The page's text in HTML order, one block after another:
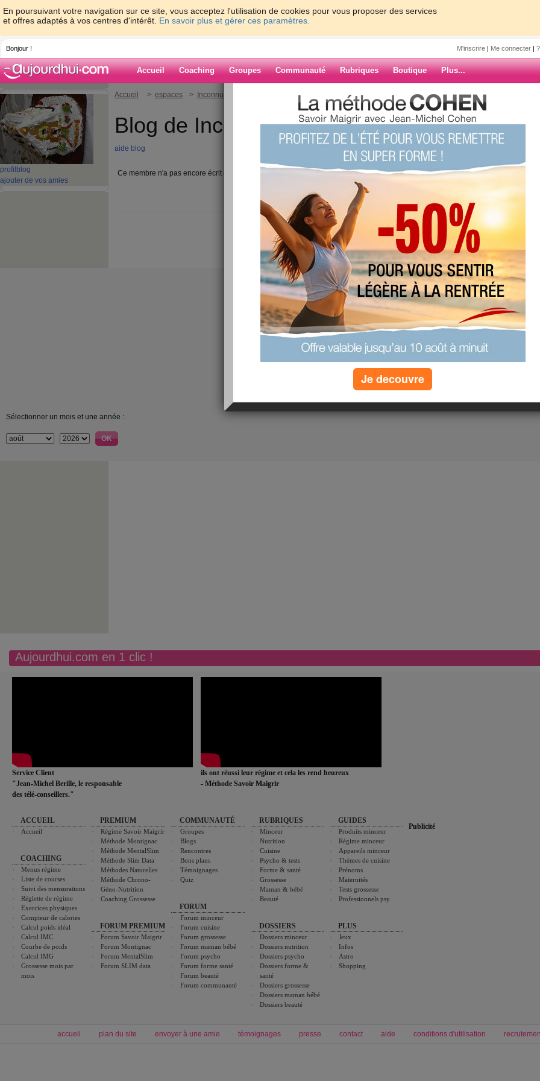
En poursuivant votre navigation sur ce site, vous acceptez l'utilisation de cookies pour vous proposer des services
et offres adaptés à vos centres d'intérêt. En savoir plus et gérer ces paramètres.
Bonjour ! M'inscrire | Me connecter |
Accueil Coaching Groupes Communauté Rubriques Boutique Plus...
profil blog
ajouter de vos amies
Accueil > espaces > Inconnue000
Blog de Inconnue000
aide blog
Ce membre n'a pas encore écrit d'article blog.
ARCHIVES
Sélectionner un mois et une année :
Aujourdhui.com en 1 clic !
Service Client
"Jean-Michel Berille, le responsable
des télé-conseillers."
ils ont réussi leur régime et cela les rend heureux
- Méthode Savoir Maigrir
ACCUEIL
Accueil
COACHING
Menus régime
Liste de courses
Suivi des mensurations
Réglette de régime
Exercices physiques
Compteur de calories
Calcul poids idéal
Calcul IMC
Courbe de poids
Calcul IMG
Grossesse mois par
mois
PREMIUM
Régime Savoir Maigrir
Méthode Montignac
Méthode MentalSlim
Méthode Slim Data
Méthodes Naturelles
Méthode Chrono-
Géno-Nutrition
Coaching Grossesse
FORUM PREMIUM
Forum Savoir Maigrir
Forum Montignac
Forum MentalSlim
Forum SLIM data
COMMUNAUTÉ
Groupes
Blogs
Rencontres
Bons plans
Témoignages
Quiz
FORUM
Forum minceur
Forum cuisine
Forum grossesse
Forum maman bébé
Forum psycho
Forum forme santé
Forum beauté
Forum communauté
RUBRIQUES
Minceur
Nutrition
Cuisine
Psycho & tests
Forme & santé
Grossesse
Maman & bébé
Beauté
DOSSIERS
Dossiers minceur
Dossiers nutrition
Dossiers psycho
Dossiers forme &
santé
Dossiers grossesse
Dossiers maman bébé
Dossiers beauté
GUIDES
Produits minceur
Régime minceur
Appareils minceur
Thèmes de cuisine
Prénoms
Maternités
Tests grossesse
Professionnels psy
PLUS
Jeux
Infos
Astro
Shopping
Publicité
accueil plan du site envoyer à une amie témoignages presse contact aide conditions d'utilisation
Je decouvre